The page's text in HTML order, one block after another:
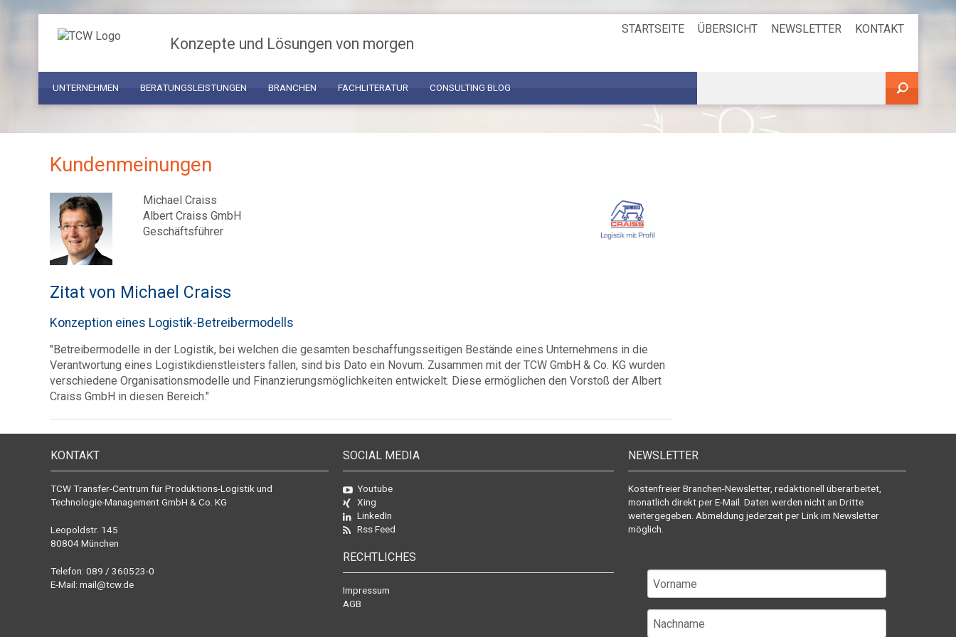
UNTERNEHMEN BERATUNGSLEISTUNGEN BRANCHEN FACHLITERATUR CONSULTING BLOG
Konzepte und Lösungen von morgen
STARTSEITE ÜBERSICHT NEWSLETTER KONTAKT
Kundenmeinungen
Michael Craiss
Albert Craiss GmbH
Geschäftsführer
Zitat von Michael Craiss
Konzeption eines Logistik-Betreibermodells
"Betreibermodelle in der Logistik, bei welchen die gesamten beschaffungsseitigen Bestände eines Unternehmens in die
Verantwortung eines Logistikdienstleisters fallen, sind bis Dato ein Novum. Zusammen mit der TCW GmbH & Co. KG wurden
verschiedene Organisationsmodelle und Finanzierungsmöglichkeiten entwickelt. Diese ermöglichen den Vorstoß der Albert
Craiss GmbH in diesen Bereich."
KONTAKT
TCW Transfer-Centrum für Produktions-Logistik und
Technologie-Management GmbH & Co. KG
Leopoldstr. 145
80804 München
Telefon: 089 / 360523-0
E-Mail: mail@tcw.de
SOCIAL MEDIA
Youtube
Xing
LinkedIn
Rss Feed
RECHTLICHES
Impressum
AGB
NEWSLETTER
Kostenfreier Branchen-Newsletter, redaktionell überarbeitet,
monatlich direkt per E-Mail. Daten werden nicht an Dritte
weitergegeben. Abmeldung jederzeit per Link im Newsletter
möglich.